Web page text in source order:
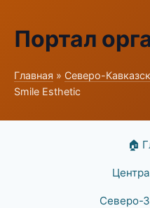
Портал
Главная » Северо-
Smile Esthetic
🏠
Северо-